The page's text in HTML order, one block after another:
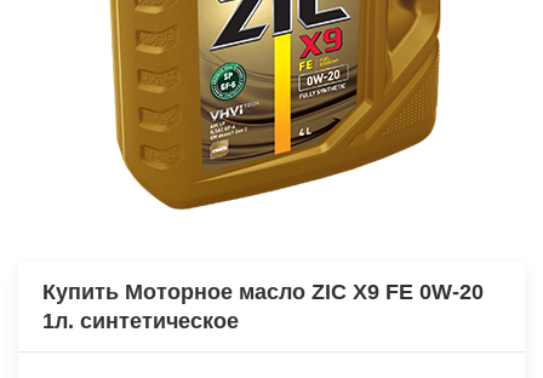
Купить Моторное масло ZIC X9 FE 0W-20
1л. синтетическое